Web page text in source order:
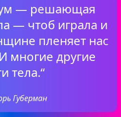
— решающая
— чтоб играла и
пленяет нас
многие другие
тела.“
Губерман